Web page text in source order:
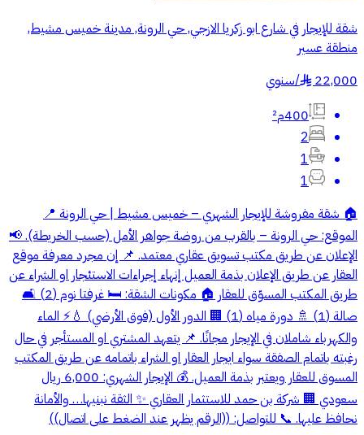
شقة للإيجار في شارع ابو زكريا الازجي, حي الرونة, مدينة خميس مشيط,
منطقة عسير
22,000
§
/سنوي
400م²
2
1
1
🏠 شقة مفروشة للإيجار الشهري – خميس مشيط | حي الرونة 📍
الموقع: حي الرونة – بالقرب من روضة جواهر الأمل (حسب الخريطة). 📢
الإعلان عن طريق مكتب تسويق عقاري معتمد. 📌 إن مجرد معرفة موقع
العقار عن طريق الإعلان بذمة العميل إنهاء إجراءات الاستئجار او الشراء عن
طريق المكتب المسوّق للعقار 🏠 مكونات الشقة: 🛏️ غرفتا نوم (2) 🛋️
صالة (1) 🚿 دورة مياه (1) 🏢 الدور الأول (فوق الأرضي) 💧⚡ الماء
والكهرباء شاملان في الإيجار مجانًا. 📌 يتعهد المشتري او المستأجر في حال
رغبته باتمام الصفقة سواء ايجار العقار او الشراء باتمامه عن طريق المكتب
المسوق للعقار ويعتبر بذمة العميل. 💰 الإيجار الشهري: 6,000 ريال
سعودي 🏢 شركة بن حمد للاستثمار العقاري ✨ الثقة نبنيها… والأمانة
نحافظ عليها. 📞 للتواصل: ((الرقم يظهر عند الضغط على اتصال))